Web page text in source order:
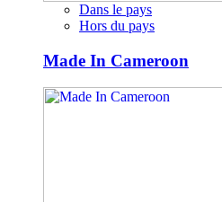
Dans le pays
Hors du pays
Made In Cameroon